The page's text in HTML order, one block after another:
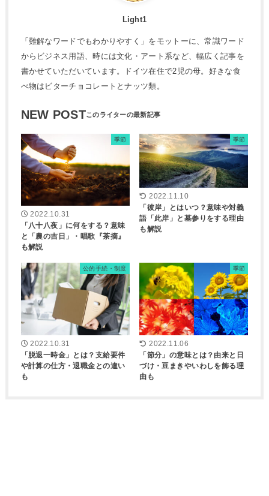
Light1
「難解なワードでもわかりやすく」をモットーに、常識ワード
からビジネス用語、時には文化・アート系など、幅広く記事を
書かせていただいています。ドイツ在住で2児の母。好きな食
べ物はビターチョコレートとナッツ類。
NEW POST
季節
2022.10.31
「八十八夜」に何をする？意味
と「農の吉日」・唱歌『茶摘』
も解説
季節
2022.11.10
「彼岸」とはいつ？意味や対義
語「此岸」と墓参りをする理由
も解説
公的手続・制度
2022.10.31
「脱退一時金」とは？支給要件
や計算の仕方・退職金との違い
も
季節
2022.11.06
「節分」の意味とは？由来と日
づけ・豆まきやいわしを飾る理
由も